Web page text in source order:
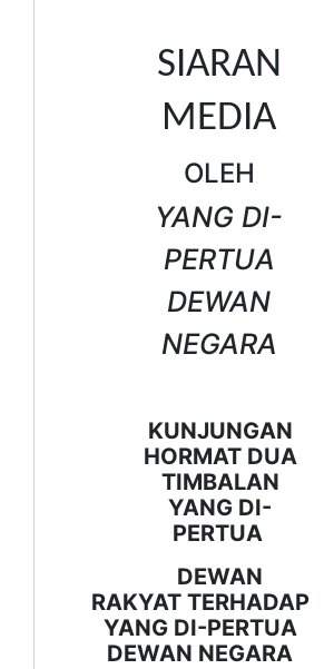
SIARAN
MEDIA
OLEH
YANG DI-
PERTUA
DEWAN
NEGARA
KUNJUNGAN
HORMAT DUA
TIMBALAN
YANG DI-
PERTUA
DEWAN
RAKYAT TERHADAP
YANG DI-PERTUA
DEWAN NEGARA